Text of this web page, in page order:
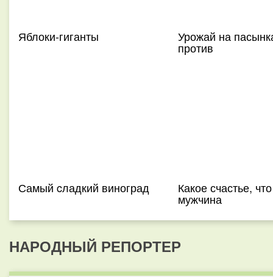
Яблоки-гиганты Урожай на
против
Самый cладкий виноград Какое счастье,
мужчина
НАРОДНЫЙ РЕПОРТЕР